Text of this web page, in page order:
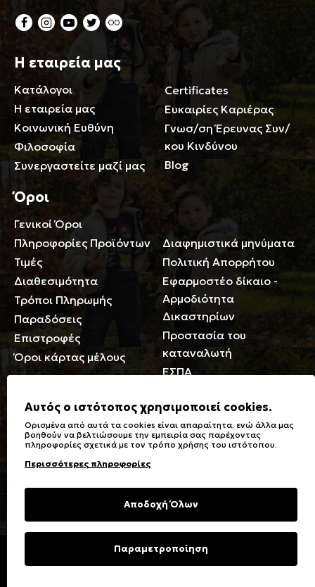
Η εταιρεία μας
Κατάλογοι
Η εταιρεία μας
Κοινωνική Ευθύνη
Φιλοσοφία
Συνεργαστείτε μαζί μας
Certificates
Ευκαιρίες Καριέρας
Γνωσ/ση Έρευνας Συν/
κου Κινδύνου
Blog
Όροι
Γενικοί Όροι
Πληροφορίες Προϊόντων
Τιμές
Διαθεσιμότητα
Τρόποι Πληρωμής
Παραδόσεις
Επιστροφές
Όροι κάρτας μέλους
Περιορισμοί ευθύνης
Διαφημιστικά μηνύματα
Πολιτική Απορρήτου
Εφαρμοστέο δίκαιο -
Αρμοδιότητα
Δικαστηρίων
Προστασία του
καταναλωτή
ΕΣΠΑ
Γενικά
Καταστήματα
Ειδικές Εκπτώσεις ΑμΕΑ
Δωροκάρτες
Συχνές Ερωτήσεις
Φροντίδα Ρούχων
Σύμβολα πλύσης,
σιδερώματος
υφασμάτων
Επικοινωνία
Copyright © 2023 Energiers.gr
Αυτός ο ιστότοπος χρησιμοποιεί cookies.
Ορισμένα από αυτά τα cookies είναι απαραίτητα, ενώ άλλα μας
βοηθούν να βελτιώσουμε την εμπειρία σας παρέχοντας
πληροφορίες σχετικά με τον τρόπο χρήσης του ιστότοπου.
Περισσότερες πληροφορίες
Αποδοχή Όλων
Παραμετροποίηση